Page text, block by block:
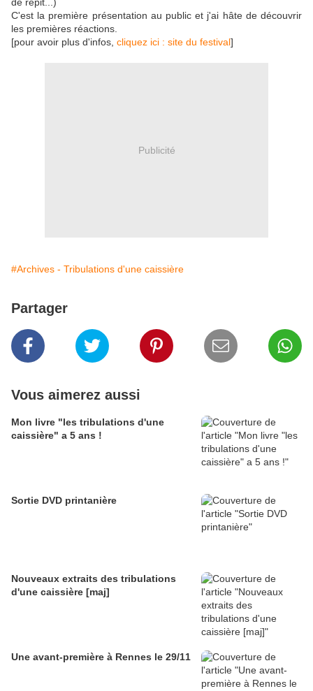
C'est la première présentation au public et j'ai hâte de découvrir
les premières réactions.
[pour avoir plus d'infos, cliquez ici : site du festival]
Publicité
#Archives - Tribulations d'une caissière
Partager
Vous aimerez aussi
Mon livre "les tribulations d'une
caissière" a 5 ans !
Sortie DVD printanière
Nouveaux extraits des tribulations
d'une caissière [maj]
Une avant-première à Rennes le 29/11